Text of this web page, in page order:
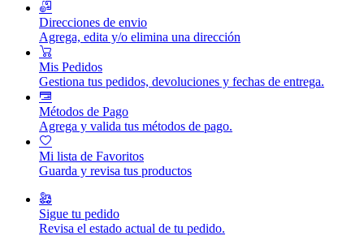
Direcciones de envio
Agrega, edita y/o elimina una dirección
Mis Pedidos
Gestiona tus pedidos, devoluciones y fechas de entrega.
Métodos de Pago
Agrega y valida tus métodos de pago.
Mi lista de Favoritos
Guarda y revisa tus productos
Sigue tu pedido
Revisa el estado actual de tu pedido.